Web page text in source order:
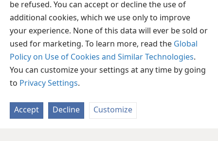
be refused. You can accept or decline the use of
additional cookies, which we use only to improve
your experience. None of this data will ever be sold or
used for marketing. To learn more, read the Global
Policy on Use of Cookies and Similar Technologies.
You can customize your settings at any time by going
to Privacy Settings.
Accept Decline Customize
தமிழ் பகிரவும்
விருப்பங்கள்
Copyright © 2026 Watch Tower Bible and Tract Society of Pennsylvania
உள்நுழையவும்